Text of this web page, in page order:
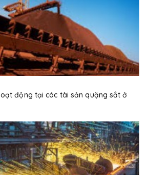
động tại các tài sản quặng sắt ở